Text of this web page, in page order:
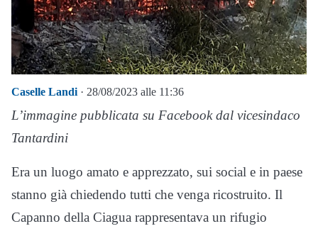
Caselle Landi · 28/08/2023 alle 11:36
L’immagine pubblicata su Facebook dal vicesindaco
Tantardini
Era un luogo amato e apprezzato, sui social e in paese
stanno già chiedendo tutti che venga ricostruito. Il
Capanno della Ciagua rappresentava un rifugio